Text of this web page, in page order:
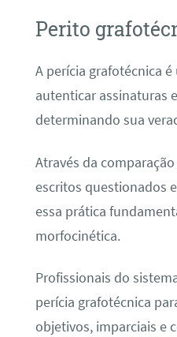
Perito
A perícia grafotécnica
autenticar assinaturas
determinando sua
Através da
escritos questionados
essa prática
morfocinética.
Profissionais do
perícia grafotécnica
objetivos, imparciais e